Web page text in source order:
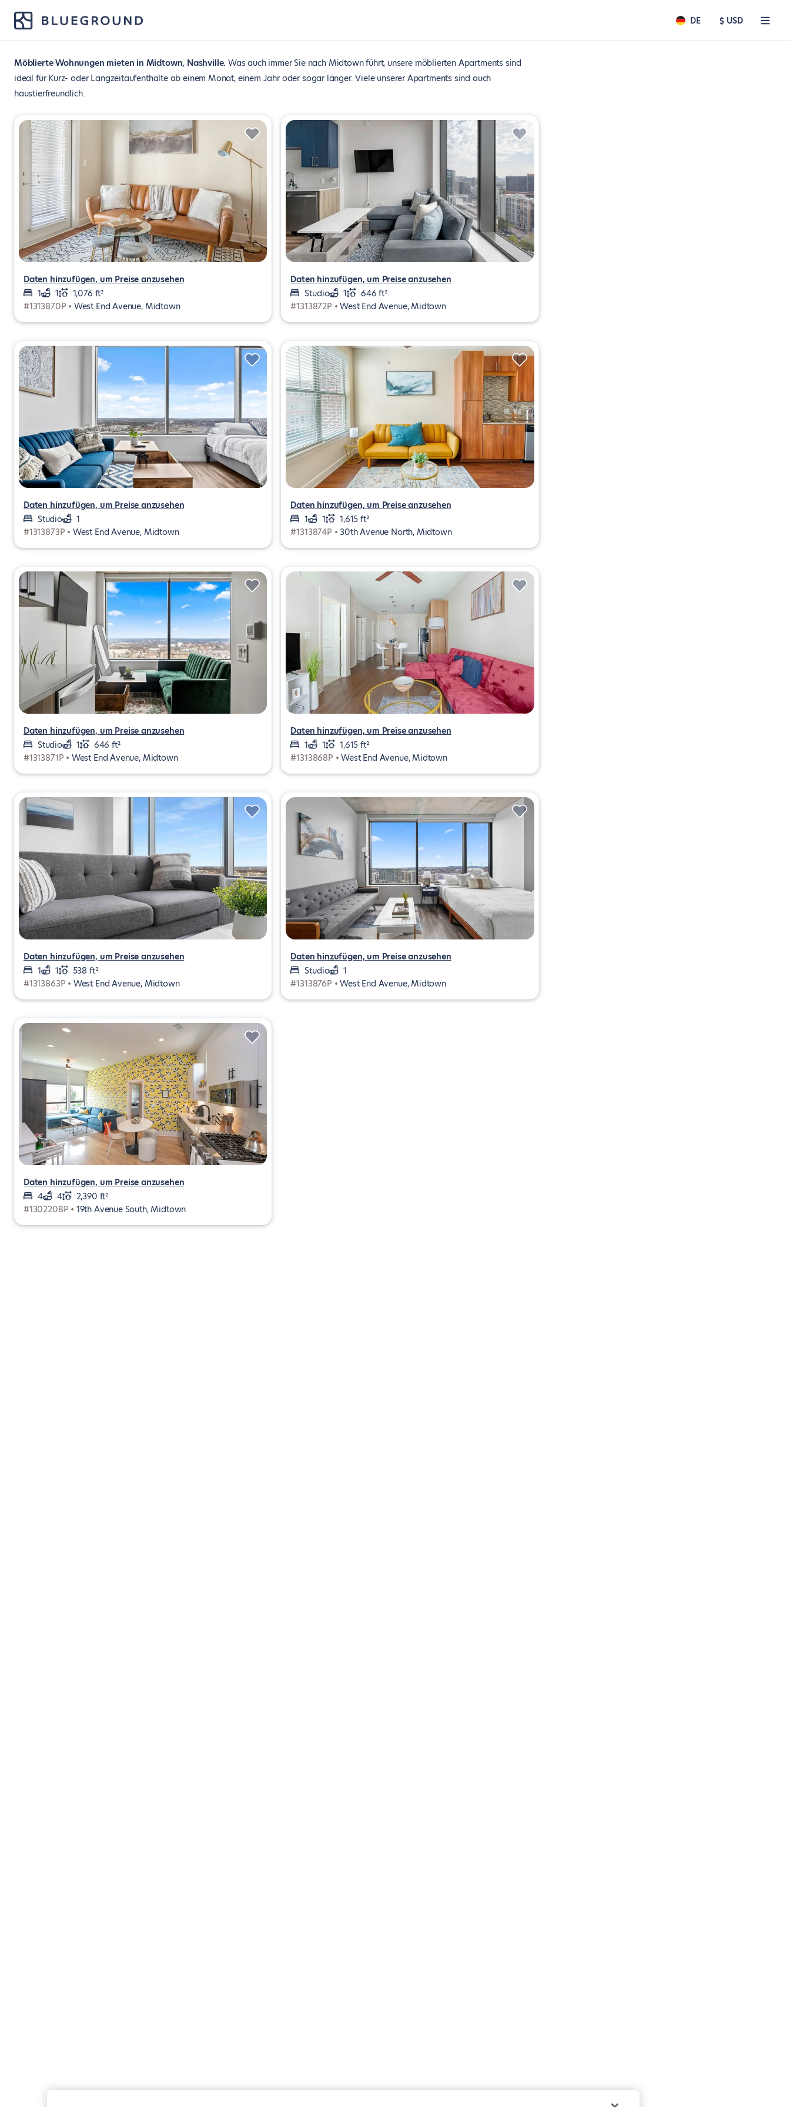
DE $ USD
Möblierte Wohnungen mieten in Midtown, Nashville Was auch immer Sie nach Midtown führt, unsere möblierten Apartments sind
ideal für Kurz- oder Langzeitaufenthalte ab einem Monat, einem Jahr oder sogar länger. Viele unserer Apartments sind auch
haustierfreundlich.
Daten hinzufügen, um Preise anzusehen
1
1
1,076 ft²
#1313870P • West End Avenue, Midtown
Daten hinzufügen, um Preise anzusehen
Studio
1
646 ft²
#1313872P •West End Avenue, Midtown
Daten hinzufügen, um Preise anzusehen
Studio
1
#1313873P • West End Avenue, Midtown
Daten hinzufügen, um Preise anzusehen
1
1
1,615 ft²
#1313874P •30th Avenue North, Midtown
Daten hinzufügen, um Preise anzusehen
Studio
1
646 ft²
#1313871P • West End Avenue, Midtown
Daten hinzufügen, um Preise anzusehen
1
1
1,615 ft²
#1313868P •West End Avenue, Midtown
Daten hinzufügen, um Preise anzusehen
1
1
538 ft²
#1313863P • West End Avenue, Midtown
Daten hinzufügen, um Preise anzusehen
Studio
1
#1313876P •West End Avenue, Midtown
Daten hinzufügen, um Preise anzusehen
4
4
2,390 ft²
#1302208P • 19th Avenue South, Midtown